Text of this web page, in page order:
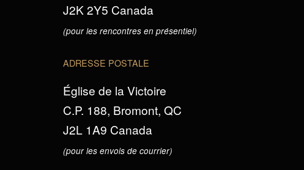
J2K 2Y5 Canada
(pour les rencontres en présentiel)
ADRESSE POSTALE
Église de la Victoire
C.P. 188, Bromont, QC
J2L 1A9 Canada
(pour les envois de courrier)